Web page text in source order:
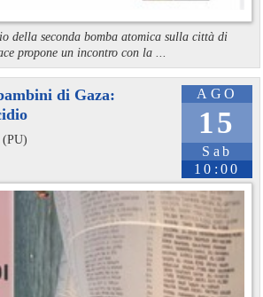
della seconda bomba atomica sulla città di
propone un incontro con la ...
AGO
15
Sab
10:00
di Gaza:
(PU)